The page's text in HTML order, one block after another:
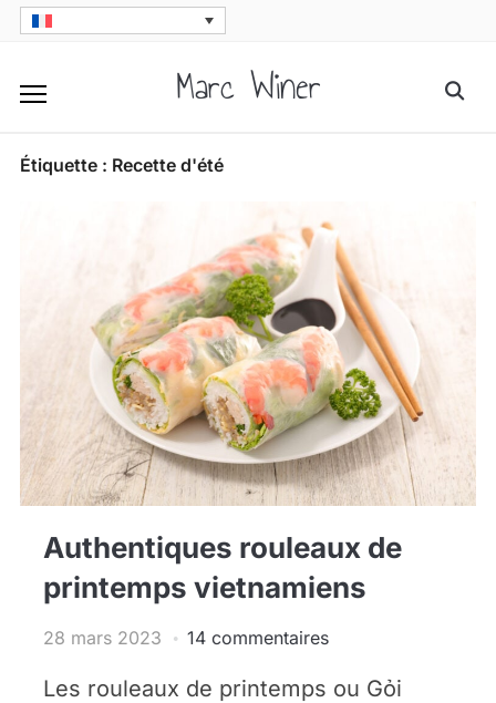
Skip
content
Marc Winer
Étiquette : Recette d'été
Authentiques rouleaux de
printemps vietnamiens
28 mars 2023 14 commentaires
Les rouleaux de printemps ou Gỏi